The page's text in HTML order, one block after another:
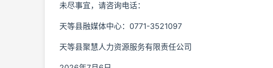
未尽事宜，请咨询电话：
天等县融媒体中心：0771-3521097
天等县聚慧人力资源服务有限责任公司